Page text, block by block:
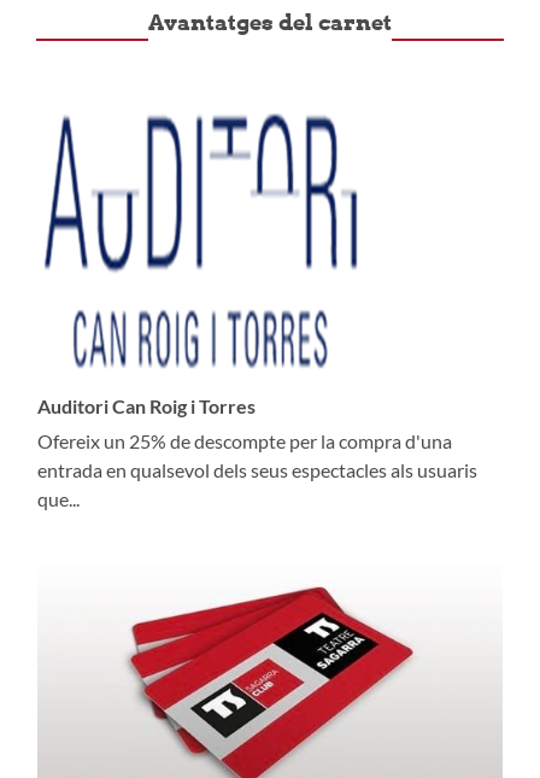
Avantatges del carnet
Auditori Can Roig i Torres
Ofereix un 25% de descompte per la compra d'una
entrada en qualsevol dels seus espectacles als usuaris
que...